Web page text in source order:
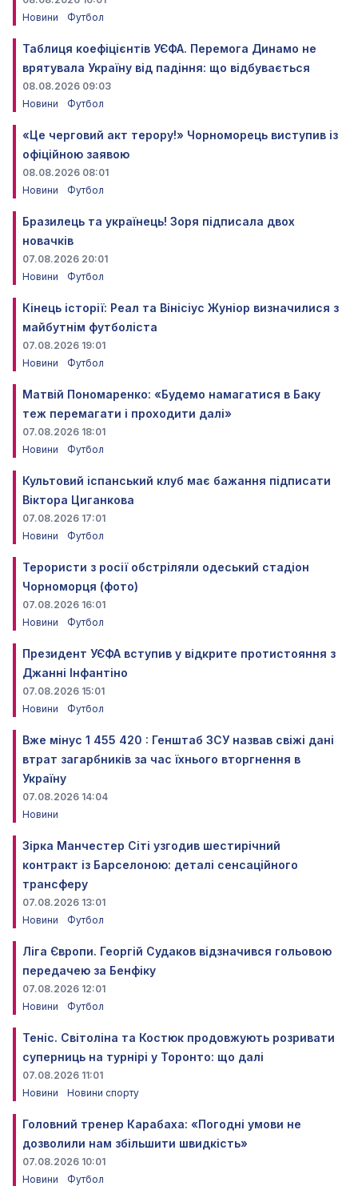
Новини
Футбол
Таблиця коефіцієнтів УЄФА. Перемога Динамо не
врятувала Україну від падіння: що відбувається
08.08.2026 09:03
Новини
Футбол
«Це черговий акт терору!» Чорноморець виступив із
офіційною заявою
08.08.2026 08:01
Новини
Футбол
Бразилець та українець! Зоря підписала двох
новачків
07.08.2026 20:01
Новини
Футбол
Кінець історії: Реал та Вінісіус Жуніор визначилися з
майбутнім футболіста
07.08.2026 19:01
Новини
Футбол
Матвій Пономаренко: «Будемо намагатися в Баку
теж перемагати і проходити далі»
07.08.2026 18:01
Новини
Футбол
Культовий іспанський клуб має бажання підписати
Віктора Циганкова
07.08.2026 17:01
Новини
Футбол
Терористи з росії обстріляли одеський стадіон
Чорноморця (фото)
07.08.2026 16:01
Новини
Футбол
Президент УЄФА вступив у відкрите протистояння з
Джанні Інфантіно
07.08.2026 15:01
Новини
Футбол
Вже мінус 1 455 420 : Генштаб ЗСУ назвав свіжі дані
втрат загарбників за час їхнього вторгнення в
Україну
07.08.2026 14:04
Новини
Зірка Манчестер Сіті узгодив шестирічний
контракт із Барселоною: деталі сенсаційного
трансферу
07.08.2026 13:01
Новини
Футбол
Ліга Європи. Георгій Судаков відзначився гольовою
передачею за Бенфіку
07.08.2026 12:01
Новини
Футбол
Теніс. Світоліна та Костюк продовжують розривати
суперниць на турнірі у Торонто: що далі
07.08.2026 11:01
Новини
Новини спорту
Головний тренер Карабаха: «Погодні умови не
дозволили нам збільшити швидкість»
07.08.2026 10:01
Новини
Футбол